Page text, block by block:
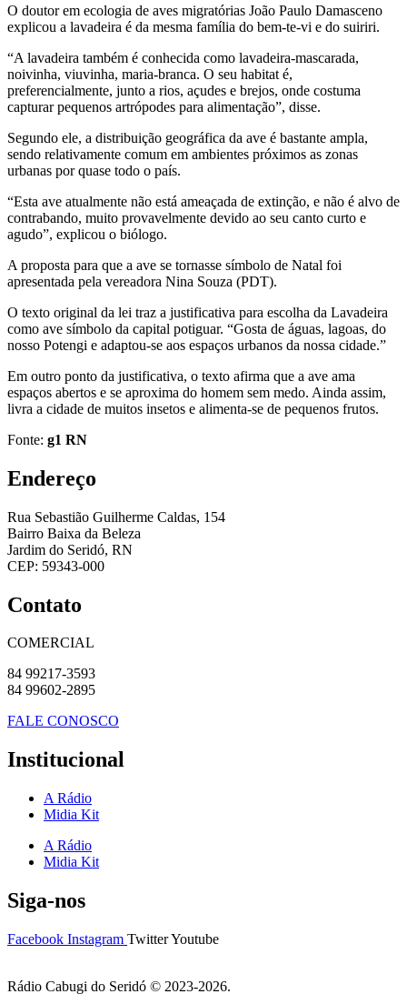
O doutor em ecologia de aves migratórias João Paulo Damasceno
explicou a lavadeira é da mesma família do bem-te-vi e do suiriri.
“A lavadeira também é conhecida como lavadeira-mascarada,
noivinha, viuvinha, maria-branca. O seu habitat é,
preferencialmente, junto a rios, açudes e brejos, onde costuma
capturar pequenos artrópodes para alimentação”, disse.
Segundo ele, a distribuição geográfica da ave é bastante ampla,
sendo relativamente comum em ambientes próximos as zonas
urbanas por quase todo o país.
“Esta ave atualmente não está ameaçada de extinção, e não é alvo de
contrabando, muito provavelmente devido ao seu canto curto e
agudo”, explicou o biólogo.
A proposta para que a ave se tornasse símbolo de Natal foi
apresentada pela vereadora Nina Souza (PDT).
O texto original da lei traz a justificativa para escolha da Lavadeira
como ave símbolo da capital potiguar. “Gosta de águas, lagoas, do
nosso Potengi e adaptou-se aos espaços urbanos da nossa cidade.”
Em outro ponto da justificativa, o texto afirma que a ave ama
espaços abertos e se aproxima do homem sem medo. Ainda assim,
livra a cidade de muitos insetos e alimenta-se de pequenos frutos.
Fonte: g1 RN
Endereço
Rua Sebastião Guilherme Caldas, 154
Bairro Baixa da Beleza
Jardim do Seridó, RN
CEP: 59343-000
Contato
COMERCIAL
84 99217-3593
84 99602-2895
FALE CONOSCO
Institucional
A Rádio
Midia Kit
A Rádio
Midia Kit
Siga-nos
Facebook Instagram TwitterYoutube
Rádio Cabugi do Seridó © 2023-2026.